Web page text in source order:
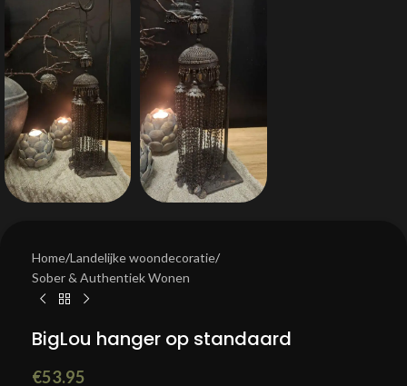
Home/Landelijke woondecoratie/
Sober & Authentiek Wonen
BigLou hanger op standaard
€53.95